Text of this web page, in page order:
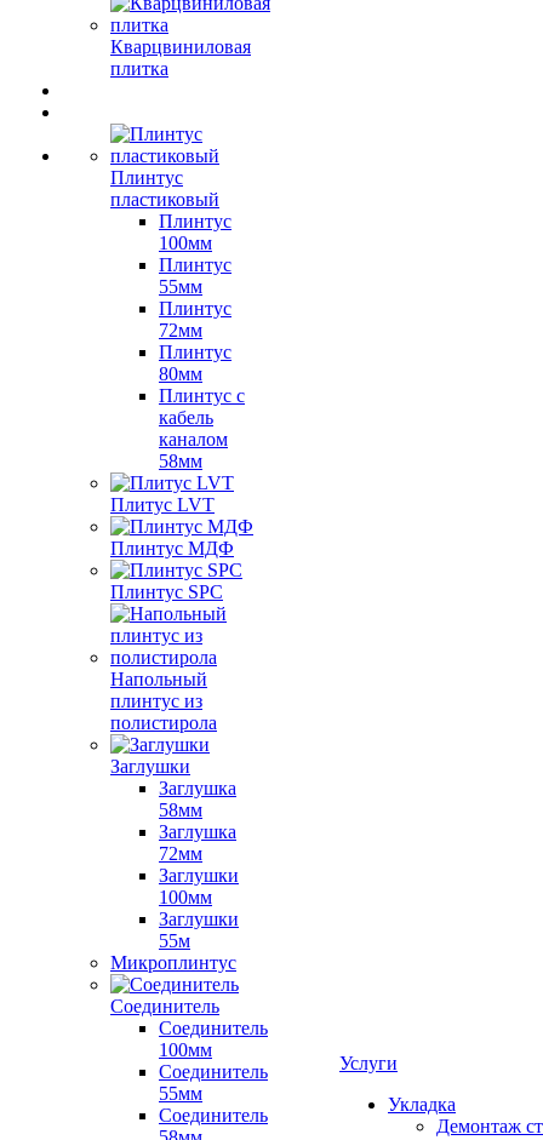
Кварцвиниловая
плитка
Плинтус
пластиковый
Плинтус
100мм
Плинтус
55мм
Плинтус
72мм
Плинтус
80мм
Плинтус с
кабель
каналом
58мм
Плитус LVT
Плинтус МДФ
Плинтус SPC
Напольный
плинтус из
полистирола
Заглушки
Заглушка
58мм
Заглушка
72мм
Заглушки
100мм
Заглушки
55м
Микроплинтус
Соединитель
Соединитель
100мм
Соединитель
55мм
Соединитель
Услуги
Укладка
Демонтаж